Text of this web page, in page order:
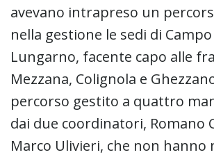
avevano intrapreso un
nella gestione le sedi di
Lungarno, facente capo alle
Mezzana, Colignola e
percorso gestito a quattro
dai due coordinatori, Romano
Marco Ulivieri, che non hanno